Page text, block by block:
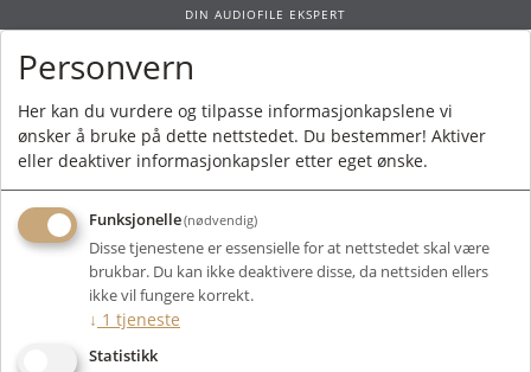
DIN AUDIOFILE EKSPERT
Forside / Kampanje
Tilbudet gjelder så langt lageret
rekker
Personvern
Her kan du vurdere og tilpasse informasjonkapslene vi
ønsker å bruke på dette nettstedet. Du bestemmer! Aktiver
eller deaktiver informasjonkapsler etter eget ønske.
Funksjonelle(nødvendig)
Disse tjenestene er essensielle for at nettstedet skal være
brukbar. Du kan ikke deaktivere disse, da nettsiden ellers
ikke vil fungere korrekt.
↓ 1 tjeneste
Statistikk